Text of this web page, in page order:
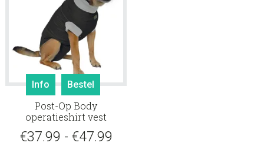
Info Bestel
Dit
meerdere
variaties.
Post-Op Body
operatieshirt vest
€37.99 - €47.99